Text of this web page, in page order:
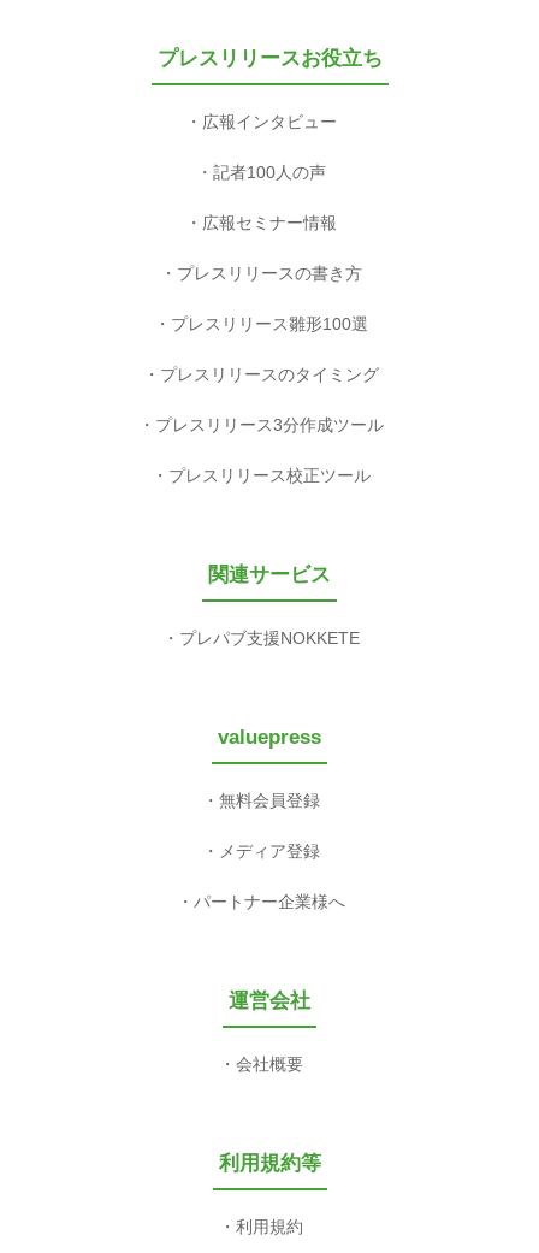
プレスリリースお役立ち
広報インタビュー
記者100人の声
広報セミナー情報
プレスリリースの書き方
プレスリリース雛形100選
プレスリリースのタイミング
プレスリリース3分作成ツール
プレスリリース校正ツール
関連サービス
プレパブ支援NOKKETE
valuepress
無料会員登録
メディア登録
パートナー企業様へ
運営会社
会社概要
利用規約等
利用規約